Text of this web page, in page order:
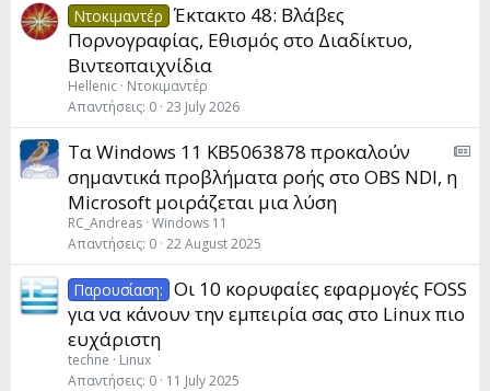
Ντοκιμαντέρ Έκτακτο 48: Βλάβες
Πορνογραφίας, Εθισμός στο Διαδίκτυο,
Βιντεοπαιχνίδια
Hellenic Ντοκιμαντέρ
Απαντήσεις 0 23 July 2026
A
Τα Windows 11 KB5063878 προκαλούν
σημαντικά προβλήματα ροής στο OBS NDI, η
Microsoft μοιράζεται μια λύση
RC_Andreas Windows 11
Απαντήσεις 0 22 August 2025
Παρουσίαση: Οι 10 κορυφαίες εφαρμογές FOSS
για να κάνουν την εμπειρία σας στο Linux πιο
ευχάριστη
techne
Linux
Απαντήσεις 0 11 July 2025